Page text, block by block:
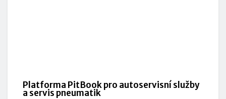
Platforma PitBook pro autoservisní služby
a servis pneumatik